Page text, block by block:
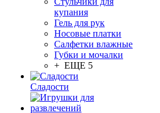
купания
Гель для рук
Носовые платки
Салфетки влажные
Губки и мочалки
+ ЕЩЕ 5
Сладости